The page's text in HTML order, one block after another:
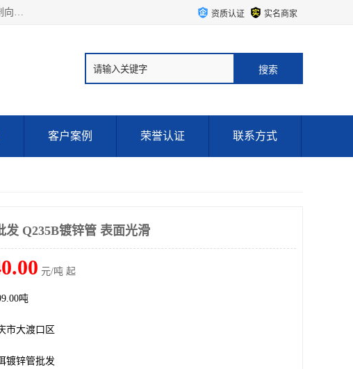
重庆仁邦钢材有限公司是西南地区钢铁物资企业家合资共同在重庆市成立的一家新型现代化钢铁销售公司；在如东部工业急剧向西部转移，西部大建工厂区及国家水利水电项目，我司力抓不断完善自我产品结构优化，让自己的钢铁产品广泛传播于这些大型再建项目 资质认证 实名商家
客户案例 荣誉认证 联系方式
发 Q235B镀锌管 表面光滑
元/吨 起
吨
市大渡口区
镀锌管批发